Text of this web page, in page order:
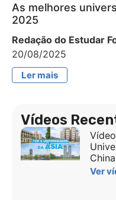
As melhores
2025
Redação do Estudar
20/08/2025
Ler mais
Vídeos
Ver